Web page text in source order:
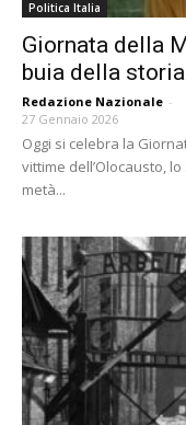
Politica Italia
Giornata della
buia della
Redazione Nazionale -
27 Gennaio 2026
Oggi si celebra la
vittime dell’Olocausto,
metà...